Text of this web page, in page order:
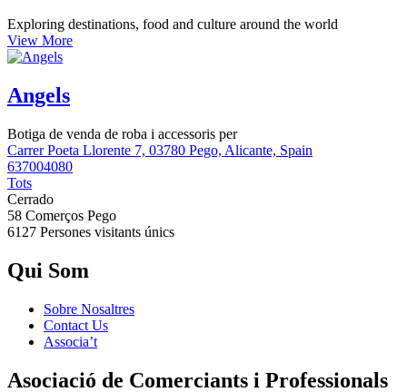
Exploring destinations, food and culture around the world
View More
Angels
Botiga de venda de roba i accessoris per
Carrer Poeta Llorente 7, 03780 Pego, Alicante, Spain
637004080
Tots
Cerrado
58 Comerços Pego
6127 Persones visitants únics
Qui Som
Sobre Nosaltres
Contact Us
Associa’t
Asociació de Comerciants i Professionals